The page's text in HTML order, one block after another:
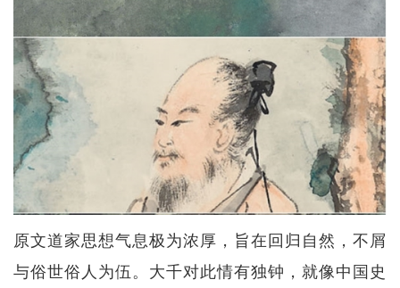
原文道家思想气息极为浓厚，旨在回归自然，不屑
与俗世俗人为伍。大千对此情有独钟，就像中国史